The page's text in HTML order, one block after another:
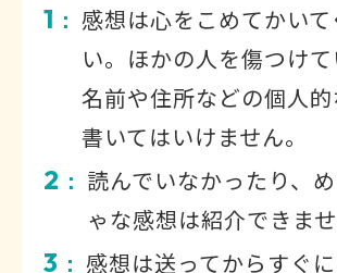
1 ： 感想は心をこめてかいて
い。ほかの人を傷つけて
名前や住所などの個人
書いてはいけません。
2 ： 読んでいなかったり、
ゃな感想は紹介できませ
3 ： 感想は送ってからすぐ